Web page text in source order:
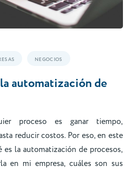
NEGOCIOS
automatización de
proceso es ganar tiempo,
reducir costos. Por eso, en este
la automatización de procesos,
en mi empresa, cuáles son sus